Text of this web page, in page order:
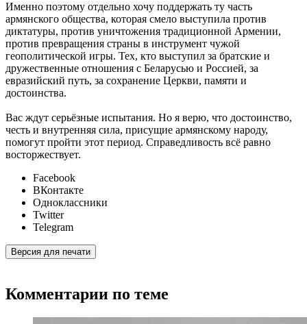
Именно поэтому отдельно хочу поддержать ту часть
армянского общества, которая смело выступила против
диктатуры, против уничтожения традиционной Армении,
против превращения страны в инструмент чужой
геополитической игры. Тех, кто выступил за братские и
дружественные отношения с Беларусью и Россией, за
евразийский путь, за сохранение Церкви, памяти и
достоинства.
Вас ждут серьёзные испытания. Но я верю, что достоинство,
честь и внутренняя сила, присущие армянскому народу,
помогут пройти этот период. Справедливость всё равно
восторжествует.
Facebook
ВКонтакте
Одноклассники
Twitter
Telegram
Версия для печати
Комментарии по теме